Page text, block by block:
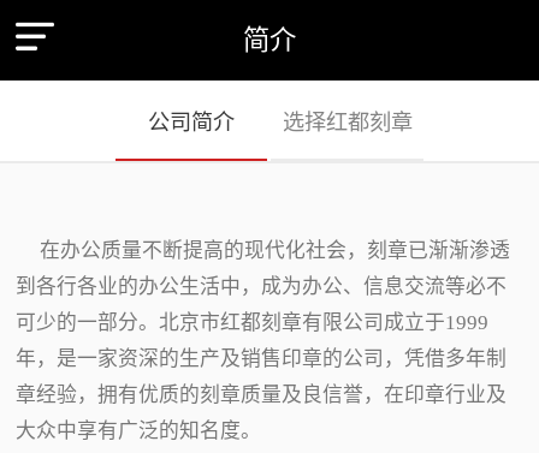
简介
公司简介 选择红都刻章
在办公质量不断提高的现代化社会，刻章已渐渐渗透
到各行各业的办公生活中，成为办公、信息交流等必不
可少的一部分。北京市红都刻章有限公司成立于1999
年，是一家资深的生产及销售印章的公司，凭借多年制
章经验，拥有优质的刻章质量及良信誉，在印章行业及
大众中享有广泛的知名度。